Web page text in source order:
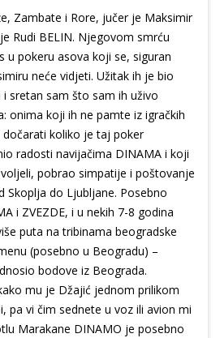
Zambate i Rore, jučer je Maksimir
Rudi BELIN. Njegovom smrću
u pokeru asova koji se, siguran
neće vidjeti. Užitak ih je bio
sretan sam što sam ih uživo
onima koji ih ne pamte iz igračkih
koliko je taj poker
radosti navijačima DINAMA i koji
pobrao simpatije i poštovanje
Skoplja do Ljubljane. Posebno
i ZVEZDE, i u nekih 7-8 godina
puta na tribinama beogradske
(posebno u Beogradu) –
bodove iz Beograda.
mu je Džajić jednom prilikom
pa vi čim sednete u voz ili avion mi
Marakane DINAMO je posebno